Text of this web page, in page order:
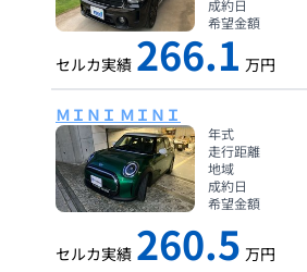
成約日
希望金額
セルカ実績 266.1 万円
ＭＩＮＩ ＭＩＮＩ
年式
走行距離
地域
成約日
希望金額
セルカ実績 260.5 万円